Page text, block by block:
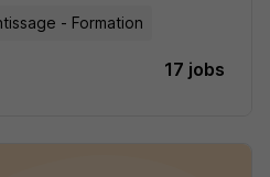
- Formation
17 jobs